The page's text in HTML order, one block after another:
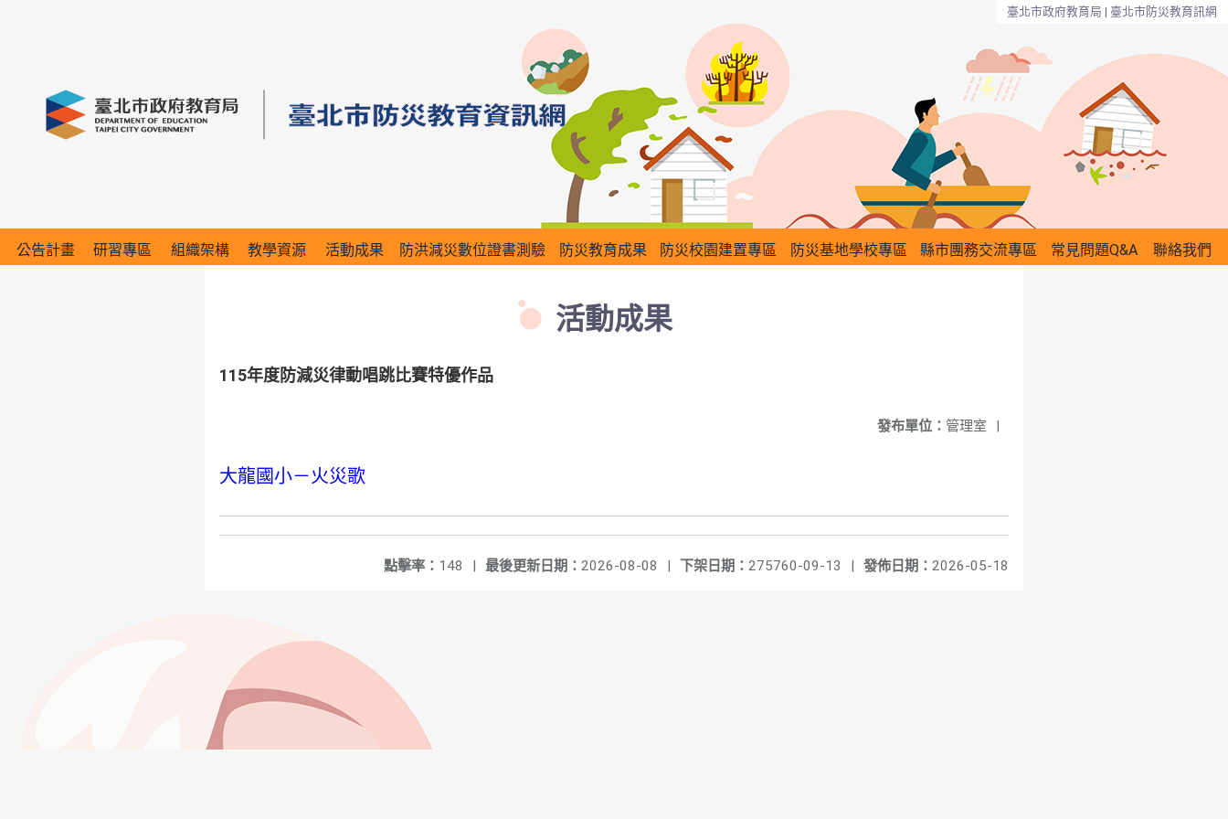
臺北市政府教育局 | 臺北市防災教育訊網
公告計畫 研習專區 組織架構 教學資源 活動成果 防洪減災數位證書測驗 防災教育成果 防災校園建置專區 防災基地學校專區 縣市團務交流專區 常見問題Q&A 聯絡我們
活動成果
115年度防減災律動唱跳比賽特優作品
發布單位： 管理室 |
大龍國小－火災歌
發佈日期： 2026-05-18
下架日期： 275760-09-13 |
最後更新日期： 2026-08-08 |
點擊率： 148 |